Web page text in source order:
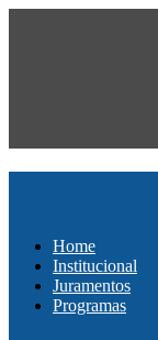
Home
Institucional
Juramentos
Programas